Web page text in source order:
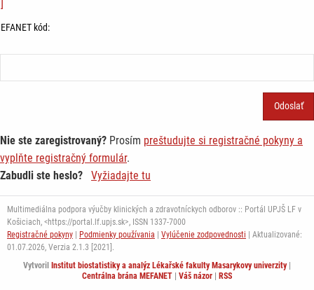
kód:
Nie ste zaregistrovaný? Prosím preštudujte si registračné pokyny a
vyplňte registračný formulár.
Zabudli ste heslo?
Vyžiadajte tu
Multimediálna podpora výučby klinických a zdravotníckych odborov :: Portál UPJŠ LF v
Košiciach, <https://portal.lf.upjs.sk>, ISSN 1337-7000
Registračné pokyny
Podmienky používania Vylúčenie zodpovednosti | Aktualizované:
01.07.2026, Verzia 2.1.3 [2021].
Vytvoril
Institut biostatistiky a analýz Lékařské fakulty Masarykovy univerzity|
Centrálna brána MEFANET
Váš názor RSS